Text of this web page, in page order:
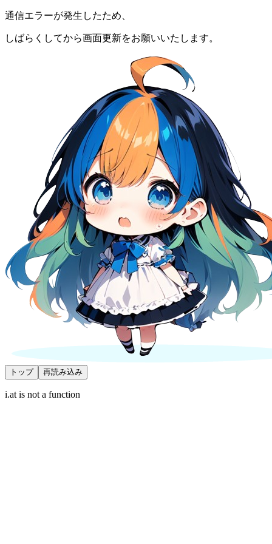
通信エラーが発生したため、
しばらくしてから画面更新をお願いいたします。
トップ 再読み込み
i.at is not a function